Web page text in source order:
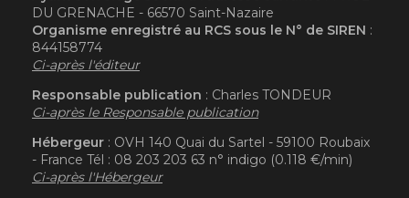
DU GRENACHE - 66570 Saint-Nazaire
Organisme enregistré au RCS sous le N° de SIREN :
844158774
Ci-après l'éditeur
Responsable publication : Charles TONDEUR
Ci-après le Responsable publication
Hébergeur : OVH 140 Quai du Sartel - 59100 Roubaix
- France Tél : 08 203 203 63 n° indigo (0.118 €/min)
Ci-après l'Hébergeur